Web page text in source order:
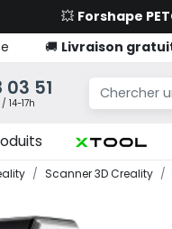
💥 Forshape
🚚 Livraison
03 51
14-17h
Scanner 3D Creality